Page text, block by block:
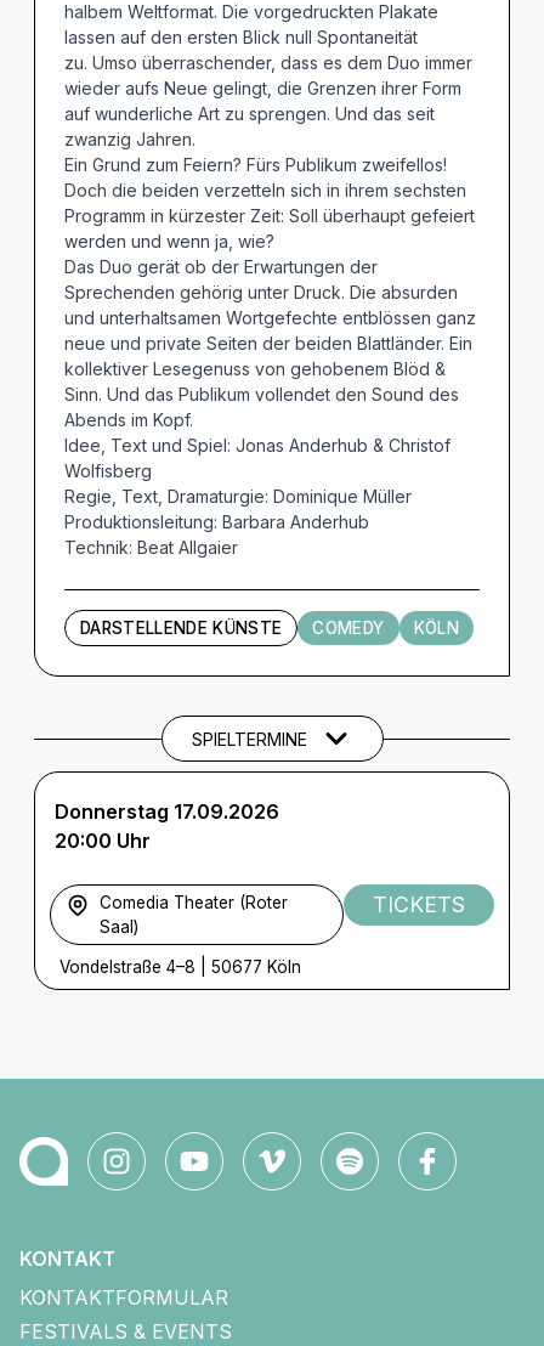
halbem Weltformat. Die vorgedruckten Plakate
lassen auf den ersten Blick null Spontaneität
zu. Umso überraschender, dass es dem Duo immer
wieder aufs Neue gelingt, die Grenzen ihrer Form
auf wunderliche Art zu sprengen. Und das seit
zwanzig Jahren.
Ein Grund zum Feiern? Fürs Publikum zweifellos!
Doch die beiden verzetteln sich in ihrem sechsten
Programm in kürzester Zeit: Soll überhaupt gefeiert
werden und wenn ja, wie?
Das Duo gerät ob der Erwartungen der
Sprechenden gehörig unter Druck. Die absurden
und unterhaltsamen Wortgefechte entblössen ganz
neue und private Seiten der beiden Blattländer. Ein
kollektiver Lesegenuss von gehobenem Blöd &
Sinn. Und das Publikum vollendet den Sound des
Abends im Kopf.
Idee, Text und Spiel: Jonas Anderhub & Christof
Wolfisberg
Regie, Text, Dramaturgie: Dominique Müller
Produktionsleitung: Barbara Anderhub
Technik: Beat Allgaier
DARSTELLENDE KÜNSTE COMEDY KÖLN
Termine und Tickets
SPIELTERMINE
Donnerstag 17.09.2026
20:00 Uhr
Comedia Theater (Roter
Saal)
Vondelstraße 4–8 50677 Köln
TICKETS
KONTAKT
KONTAKTFORMULAR
FESTIVALS & EVENTS